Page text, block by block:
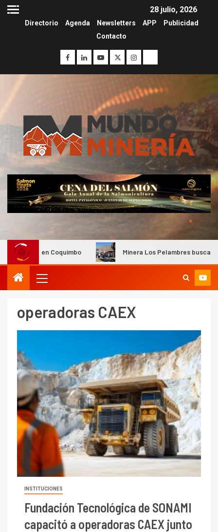
28 julio, 2026
Directorio Agenda Newsletters APP
Publicidad
Contacto
Minera Los Pelambres busca ampliar la
operadoras CAEX
INSTITUCIONES
Fundación Tecnológica de SONAMI
capacitó a operadoras CAEX junto